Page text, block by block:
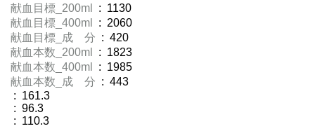
献血目標_200ml
: 1130
献血目標_400ml
: 2060
献血目標_成 分 : 420
献血本数_200ml
: 1823
献血本数_400ml
: 1985
献血本数_成 分 : 443
: 161.3
: 96.3
: 110.3